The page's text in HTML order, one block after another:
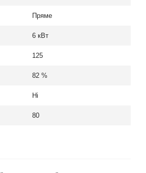
Пряме
6 кВт
125
82 %
Ні
80